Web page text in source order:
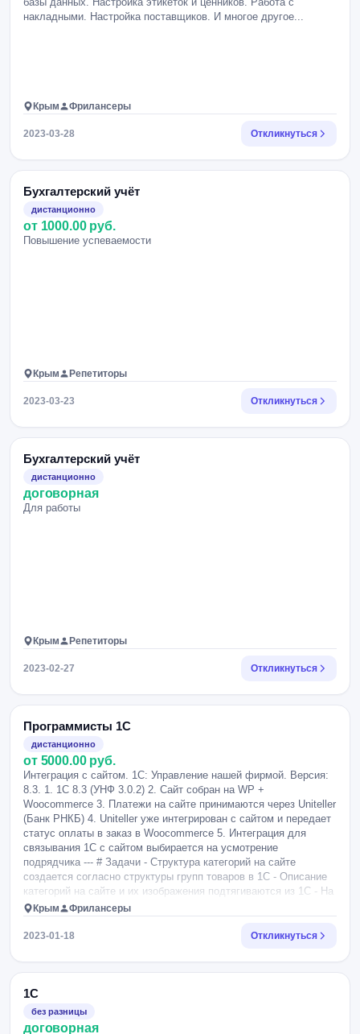
накладными. Настройка поставщиков. И многое другое...
Крым Фрилансеры
2023-03-28 Откликнуться
Бухгалтерский учёт
дистанционно
от 1000.00 руб.
Повышение успеваемости
Крым Репетиторы
2023-03-23 Откликнуться
Бухгалтерский учёт
дистанционно
договорная
Для работы
Крым Репетиторы
2023-02-27 Откликнуться
Программисты 1С
дистанционно
от 5000.00 руб.
Интеграция с сайтом. 1С: Управление нашей фирмой. Версия:
8.3. 1. 1C 8.3 (УНФ 3.0.2) 2. Сайт собран на WP +
Woocommerce 3. Платежи на сайте принимаются через Uniteller
(Банк РНКБ) 4. Uniteller уже интегрирован с сайтом и передает
статус оплаты в заказ в Woocommerce 5. Интеграция для
связывания 1С с сайтом выбирается на усмотрение
подрядчика --- # Задачи - Структура категорий на сайте
создается согласно структуры групп товаров в 1С - Описание
категорий на сайте и их изображения подтягиваются из 1С - На
сайт должны передаваться товары - Наименование - Артикул -
Краткое описание - Полное описание - Изображение (Галерея)
Должна быть поддержка нескольких изображений - Габариты -
должны передаваться заказы в 1С. Если возможно то с
Если вэбхуков нет, то с интервалом 10 минут, круглосуточно. -
Если заказ с сайта оплачен, (статус из Uniteller’а “платеж
Крым Фрилансеры
2023-01-18 Откликнуться
1С
без разницы
договорная